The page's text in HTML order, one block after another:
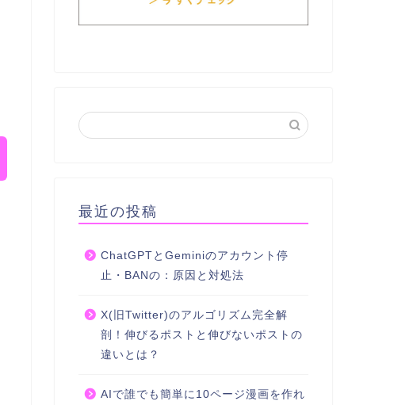
最近の投稿
ChatGPTとGeminiのアカウント停
止・BANの：原因と対処法
X(旧Twitter)のアルゴリズム完全解
剖！伸びるポストと伸びないポストの
違いとは？
AIで誰でも簡単に10ページ漫画を作れ